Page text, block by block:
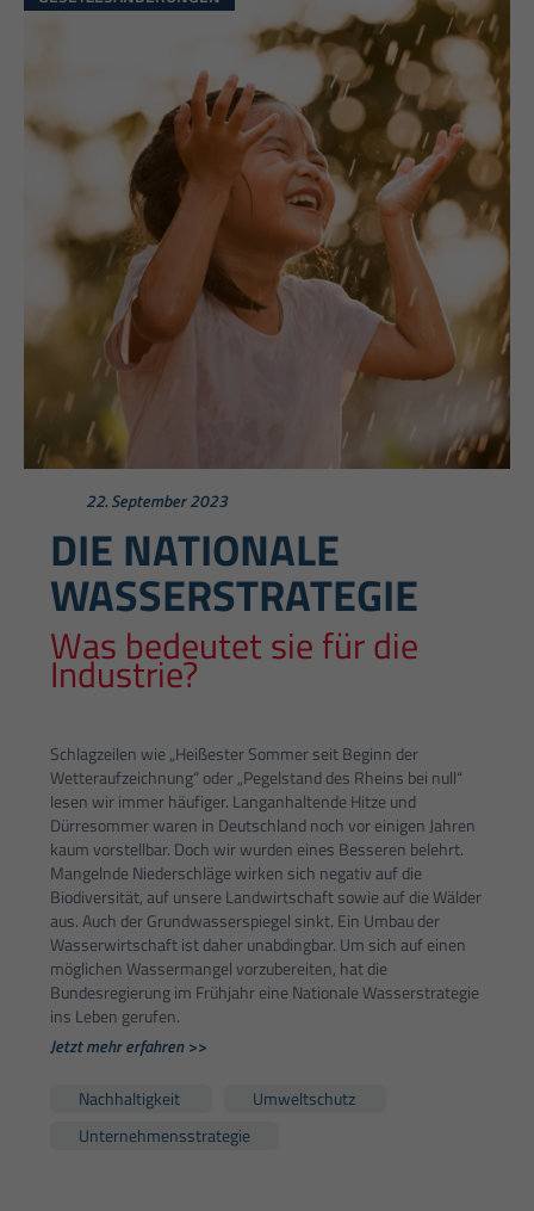
22. September 2023
DIE NATIONALE
WASSERSTRATEGIE
Was bedeutet sie für die
Industrie?
Schlagzeilen wie „Heißester Sommer seit Beginn der
Wetteraufzeichnung“ oder „Pegelstand des Rheins bei null“
lesen wir immer häufiger. Langanhaltende Hitze und
Dürresommer waren in Deutschland noch vor einigen Jahren
kaum vorstellbar. Doch wir wurden eines Besseren belehrt.
Mangelnde Niederschläge wirken sich negativ auf die
Biodiversität, auf unsere Landwirtschaft sowie auf die Wälder
aus. Auch der Grundwasserspiegel sinkt. Ein Umbau der
Wasserwirtschaft ist daher unabdingbar. Um sich auf einen
möglichen Wassermangel vorzubereiten, hat die
Bundesregierung im Frühjahr eine Nationale Wasserstrategie
ins Leben gerufen.
Jetzt mehr erfahren >>
Nachhaltigkeit
Umweltschutz
Unternehmensstrategie